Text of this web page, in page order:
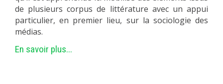
de plusieurs corpus de littérature avec un appui
particulier, en premier lieu, sur la sociologie des
médias.
En savoir plus...